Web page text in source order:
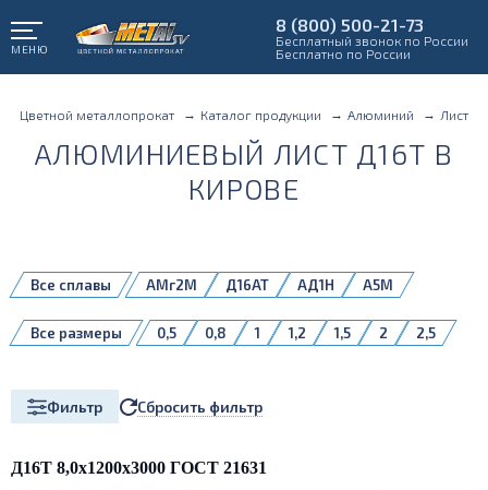
МЕНЮ
8 (800) 500-21-73
Бесплатный звонок по России
Бесплатно по России
Цветной металлопрокат Каталог продукции Алюминий Лист
АЛЮМИНИЕВЫЙ ЛИСТ Д16Т В
КИРОВЕ
АМг2М Д16АТ АД1Н
А5М
АМг4,5
АМг5М АМг6
АМг6БМ
Все сплавы
0,5 0,8 1 1,2 1,5 2
2,5
Все размеры
Фильтр Сбросить фильтр
Д16Т 8,0х1200х3000 ГОСТ 21631